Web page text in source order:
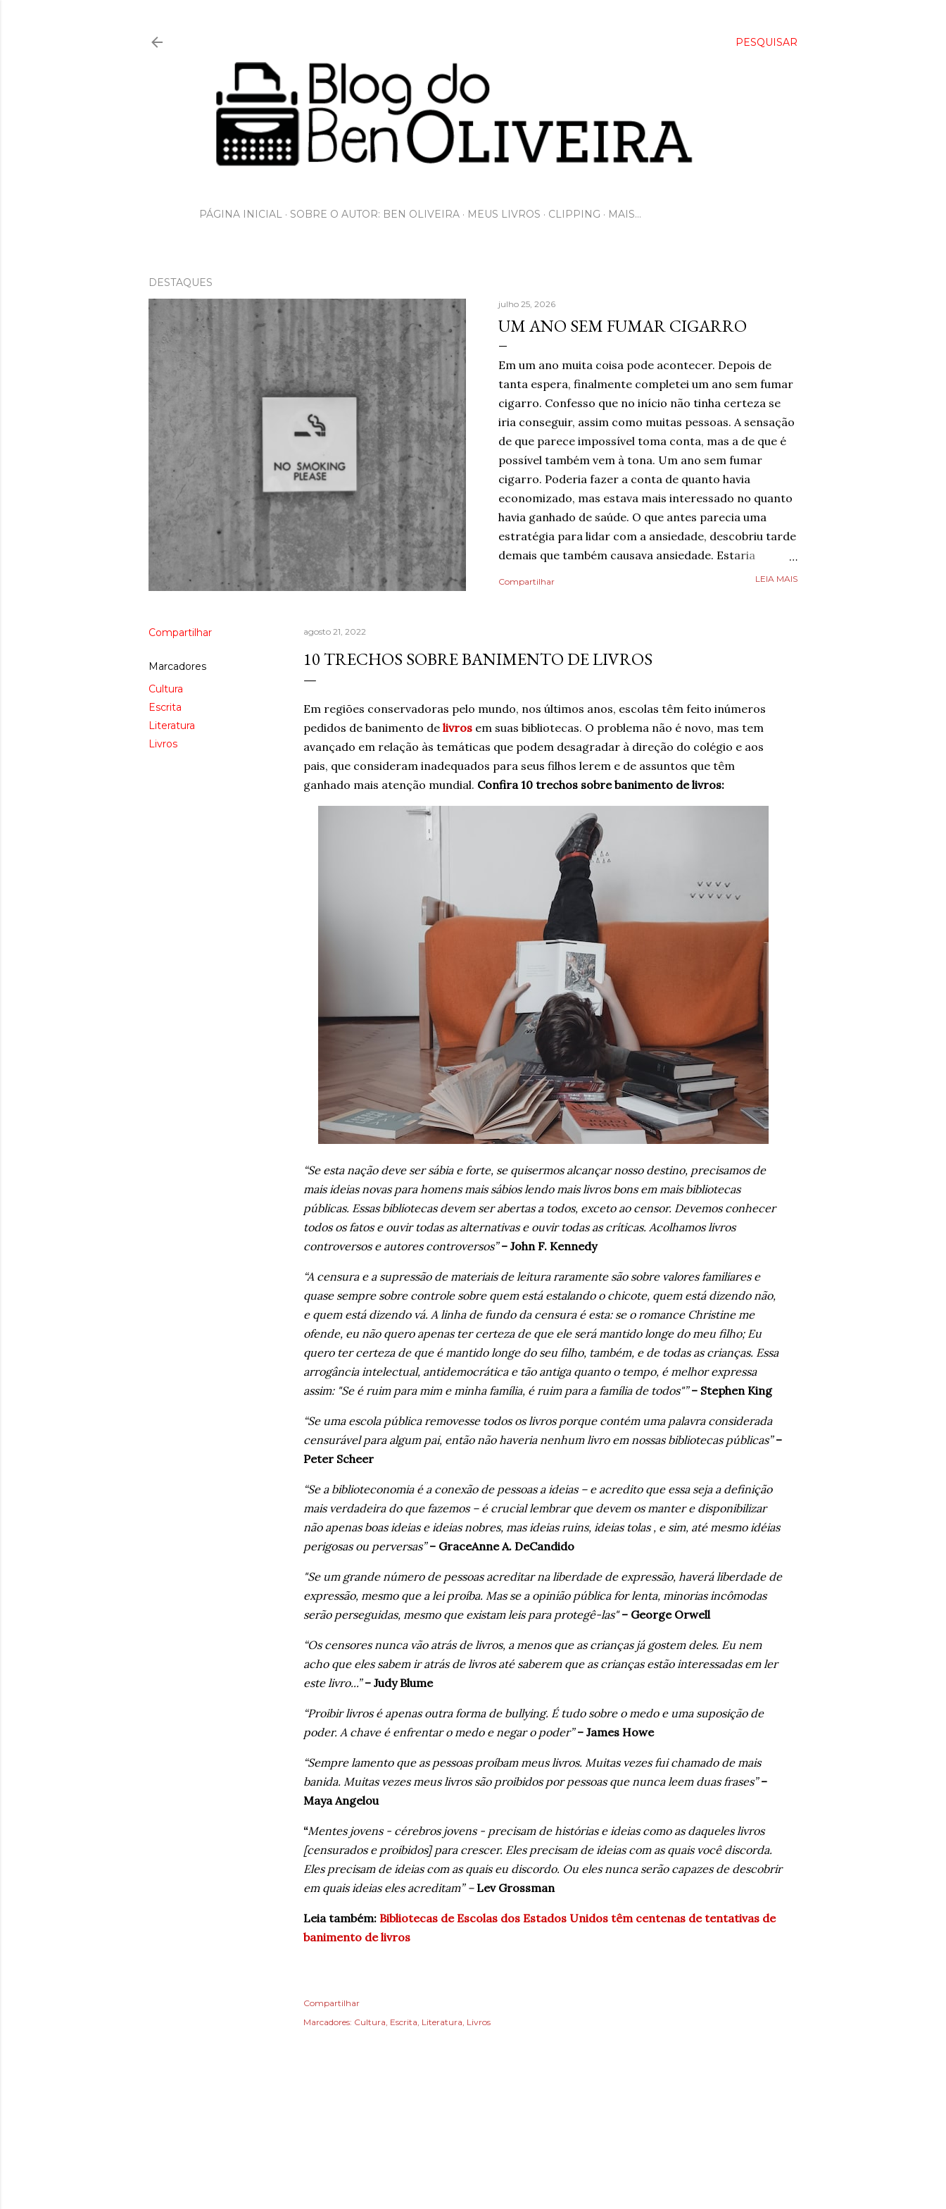
PESQUISAR
PÁGINA INICIAL SOBRE O AUTOR: BEN OLIVEIRA MEUS LIVROS CLIPPING MAIS…
DESTAQUES
julho 25, 2026
UM ANO SEM FUMAR CIGARRO
Em um ano muita coisa pode acontecer. Depois de
tanta espera, finalmente completei um ano sem fumar
cigarro. Confesso que no início não tinha certeza se
iria conseguir, assim como muitas pessoas. A sensação
de que parece impossível toma conta, mas a de que é
possível também vem à tona. Um ano sem fumar
cigarro. Poderia fazer a conta de quanto havia
economizado, mas estava mais interessado no quanto
havia ganhado de saúde. O que antes parecia uma
estratégia para lidar com a ansiedade, descobriu tarde
demais que também causava ansiedade. Estaria
mentindo se dissesse que estava completamente livre
aprendera que o cigarro não era a resposta. Pelo
contrário, que criava mais problemas. Um ano
Um ano sem fumar cigarro. Um ano. *Ben Oliveira é
escritor, formado em jornalismo . Autor do...
Compartilhar LEIA MAIS
Compartilhar
Marcadores
Cultura
Escrita
Literatura
Livros
agosto 21, 2022
10 TRECHOS SOBRE BANIMENTO DE LIVROS
Em regiões conservadoras pelo mundo, nos últimos anos, escolas têm feito inúmeros
pedidos de banimento de livros em suas bibliotecas. O problema não é novo, mas tem
avançado em relação às temáticas que podem desagradar à direção do colégio e aos
pais, que consideram inadequados para seus filhos lerem e de assuntos que têm
ganhado mais atenção mundial. Confira 10 trechos sobre banimento de livros:
“Se esta nação deve ser sábia e forte, se quisermos alcançar nosso destino, precisamos de
mais ideias novas para homens mais sábios lendo mais livros bons em mais bibliotecas
públicas. Essas bibliotecas devem ser abertas a todos, exceto ao censor. Devemos conhecer
todos os fatos e ouvir todas as alternativas e ouvir todas as críticas. Acolhamos livros
controversos e autores controversos” – John F. Kennedy
“A censura e a supressão de materiais de leitura raramente são sobre valores familiares e
quase sempre sobre controle sobre quem está estalando o chicote, quem está dizendo não,
e quem está dizendo vá. A linha de fundo da censura é esta: se o romance Christine me
ofende, eu não quero apenas ter certeza de que ele será mantido longe do meu filho; Eu
quero ter certeza de que é mantido longe do seu filho, também, e de todas as crianças. Essa
arrogância intelectual, antidemocrática e tão antiga quanto o tempo, é melhor expressa
assim: "Se é ruim para mim e minha família, é ruim para a família de todos"”– Stephen King
“Se uma escola pública removesse todos os livros porque contém uma palavra considerada
censurável para algum pai, então não haveria nenhum livro em nossas bibliotecas públicas”–
Peter Scheer
“Se a biblioteconomia é a conexão de pessoas a ideias – e acredito que essa seja a definição
mais verdadeira do que fazemos – é crucial lembrar que devem os manter e disponibilizar
não apenas boas ideias e ideias nobres, mas ideias ruins, ideias tolas , e sim, até mesmo idéias
perigosas ou perversas”– GraceAnne A. DeCandido
"Se um grande número de pessoas acreditar na liberdade de expressão, haverá liberdade de
expressão, mesmo que a lei proíba. Mas se a opinião pública for lenta, minorias incômodas
serão perseguidas, mesmo que existam leis para protegê-las"– George Orwell
“Os censores nunca vão atrás de livros, a menos que as crianças já gostem deles. Eu nem
acho que eles sabem ir atrás de livros até saberem que as crianças estão interessadas em ler
este livro...”– Judy Blume
“Proibir livros é apenas outra forma de bullying. É tudo sobre o medo e uma suposição de
poder. A chave é enfrentar o medo e negar o poder”– James Howe
“Sempre lamento que as pessoas proíbam meus livros. Muitas vezes fui chamado de mais
banida. Muitas vezes meus livros são proibidos por pessoas que nunca leem duas frases”–
Maya Angelou
“Mentes jovens - cérebros jovens - precisam de histórias e ideias como as daqueles livros
[censurados e proibidos] para crescer. Eles precisam de ideias com as quais você discorda.
Eles precisam de ideias com as quais eu discordo. Ou eles nunca serão capazes de descobrir
em quais ideias eles acreditam” – Lev Grossman
Leia também: Bibliotecas de Escolas dos Estados Unidos têm centenas de tentativas de
banimento de livros
Compartilhar
Marcadores: Cultura Escrita Literatura Livros